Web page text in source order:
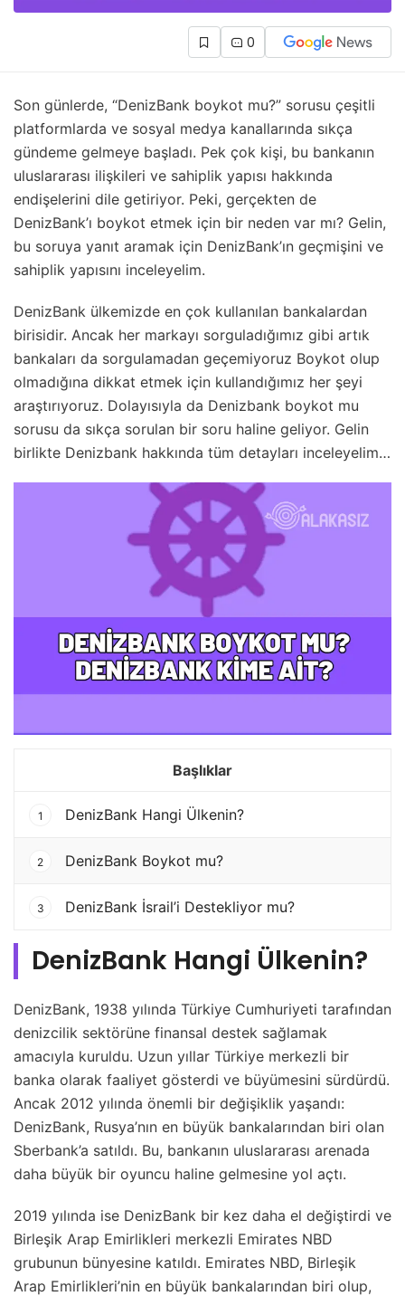
0
Son günlerde, “DenizBank boykot mu?” sorusu çeşitli
platformlarda ve sosyal medya kanallarında sıkça
gündeme gelmeye başladı. Pek çok kişi, bu bankanın
uluslararası ilişkileri ve sahiplik yapısı hakkında
endişelerini dile getiriyor. Peki, gerçekten de
DenizBank’ı boykot etmek için bir neden var mı? Gelin,
bu soruya yanıt aramak için DenizBank’ın geçmişini ve
sahiplik yapısını inceleyelim.
DenizBank ülkemizde en çok kullanılan bankalardan
birisidir. Ancak her markayı sorguladığımız gibi artık
bankaları da sorgulamadan geçemiyoruz Boykot olup
olmadığına dikkat etmek için kullandığımız her şeyi
araştırıyoruz. Dolayısıyla da Denizbank boykot mu
sorusu da sıkça sorulan bir soru haline geliyor. Gelin
birlikte Denizbank hakkında tüm detayları inceleyelim…
Başlıklar
1 DenizBank Hangi Ülkenin?
2 DenizBank Boykot mu?
3 DenizBank İsrail’i Destekliyor mu?
DenizBank Hangi Ülkenin?
DenizBank, 1938 yılında Türkiye Cumhuriyeti tarafından
denizcilik sektörüne finansal destek sağlamak
amacıyla kuruldu. Uzun yıllar Türkiye merkezli bir
banka olarak faaliyet gösterdi ve büyümesini sürdürdü.
Ancak 2012 yılında önemli bir değişiklik yaşandı:
DenizBank, Rusya’nın en büyük bankalarından biri olan
Sberbank’a satıldı. Bu, bankanın uluslararası arenada
daha büyük bir oyuncu haline gelmesine yol açtı.
2019 yılında ise DenizBank bir kez daha el değiştirdi ve
Birleşik Arap Emirlikleri merkezli Emirates NBD
grubunun bünyesine katıldı. Emirates NBD, Birleşik
Arap Emirlikleri’nin en büyük bankalarından biri olup,